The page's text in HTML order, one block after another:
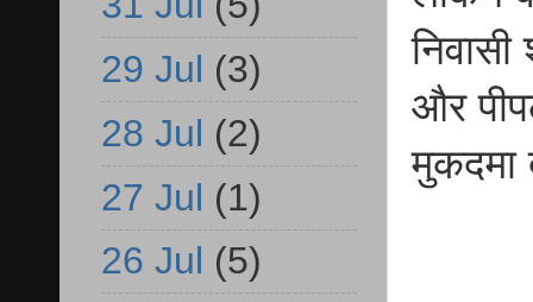
और
मुकदमा
29 Jul (3)
28 Jul (2)
27 Jul (1)
26 Jul (5)